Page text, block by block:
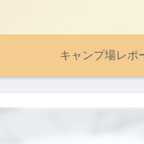
キャンプ場レポ